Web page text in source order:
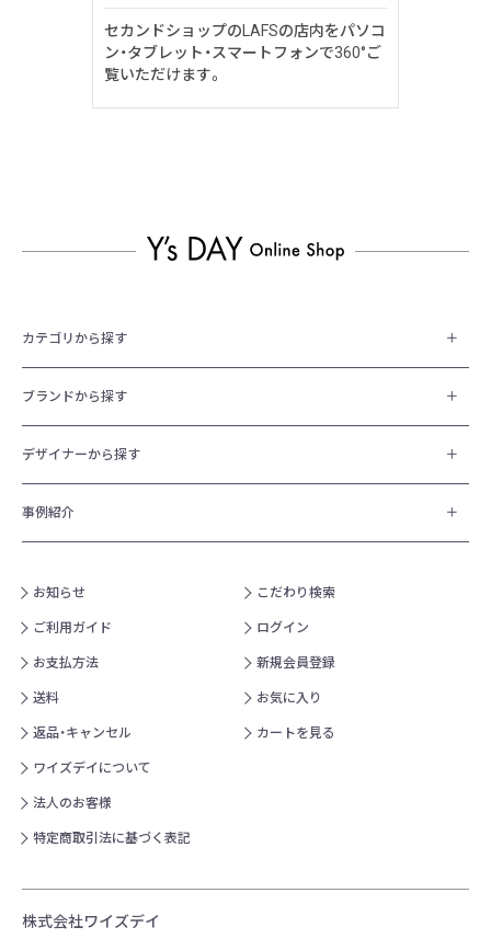
セカンドショップのLAFSの店内をパソコ
ン・タブレット・スマートフォンで360°ご
覧いただけます。
カテゴリから探す
ブランドから探す
デザイナーから探す
事例紹介
お知らせ
ご利用ガイド
お支払方法
送料
返品・キャンセル
ワイズデイについて
法人のお客様
特定商取引法に基づく表記
こだわり検索
ログイン
新規会員登録
お気に入り
カートを見る
株式会社ワイズデイ